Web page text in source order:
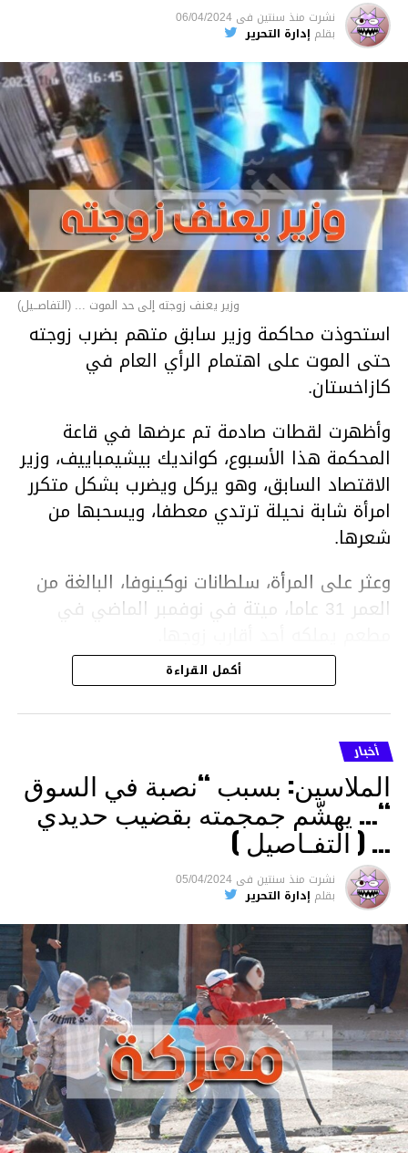
نشرت منذ سنتين فى 06/04/2024
بقلم إدارة التحرير
وزير يعنف زوجته إلى حد الموت ... (التفاصــيل)
استحوذت محاكمة وزير سابق متهم بضرب زوجته
حتى الموت على اهتمام الرأي العام في
كازاخستان.
وأظهرت لقطات صادمة تم عرضها في قاعة
المحكمة هذا الأسبوع، كوانديك بيشيمباييف، وزير
الاقتصاد السابق، وهو يركل ويضرب بشكل متكرر
امرأة شابة نحيلة ترتدي معطفا، ويسحبها من
شعرها.
وعثر على المرأة، سلطانات نوكينوفا، البالغة من
العمر 31 عاما، ميتة في نوفمبر الماضي في
ووفقا لتقرير الطبيب الشرعي، توفيت نوكينوفا
متأثرة بصدمة في الدماغ، وكانت إحدى عظام
أنفها مكسورة وكانت هناك كدمات متعددة على
وجهها ورأسها وذراعيها ويديها.
ويواجه بيشيمباييف (43 عاما) اتهامات بالتعذيب
والقتل باستخدام العنف الشديد ويواجه عقوبة
السجن لمدة تصل إلى 20 عاما.
الأخبار
أكمل القراءة
أخبار
الملاسين: بسبب “نصبة في السوق
“… يهشّم جمجمته بقضيب حديدي
… ( التفـاصيل )
نشرت منذ سنتين فى 05/04/2024
بقلم إدارة التحرير